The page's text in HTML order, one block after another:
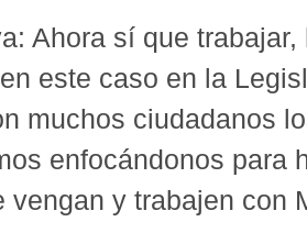
Ahora sí que
este caso en la
muchos ciudadanos
enfocándonos para
vengan y trabajen con